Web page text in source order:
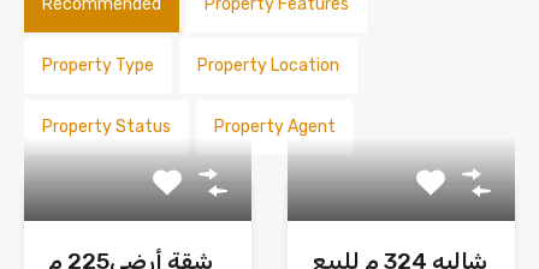
Recommended Property Features
Property Type Property Location
Property Status Property Agent
شقة أرضي225 م
شاليه 324 م للبيع